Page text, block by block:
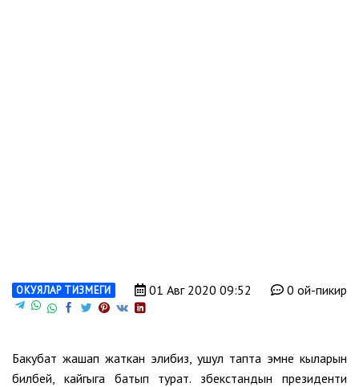
ОКУЯЛАР ТИЗМЕГИ 01 Авг 2020 09:52 0 ой-пикир
Бакубат жашап жаткан элибиз, ушул тапта эмне кыларын
билбей, кайгыга батып турат. Өзбекстандын президенти